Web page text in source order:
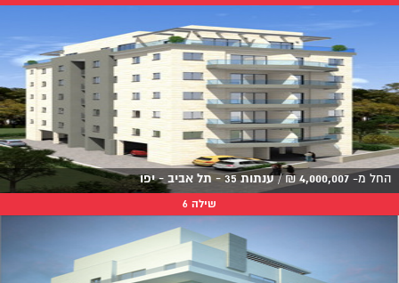
החל מ- 4,000,007
₪
/ ענתות 35 - תל אביב - יפו
שילה 6